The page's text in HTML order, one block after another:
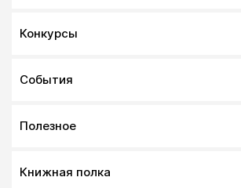
Конкурсы
События
Полезное
Книжная полка